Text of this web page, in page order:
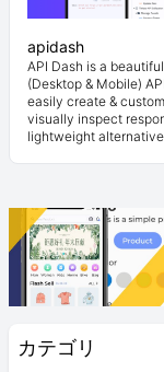
カテゴリ
apidash
API Dash is a
(Desktop & Mobile)
easily create &
visually inspect
lightweight